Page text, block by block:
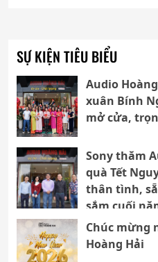
SỰ KIỆN TIÊU BIỂU
Audio
xuân Bính
mở cửa,
Sony thăm
quà Tết
thân tình,
sắm cuối
Chúc mừng
Hoàng Hải